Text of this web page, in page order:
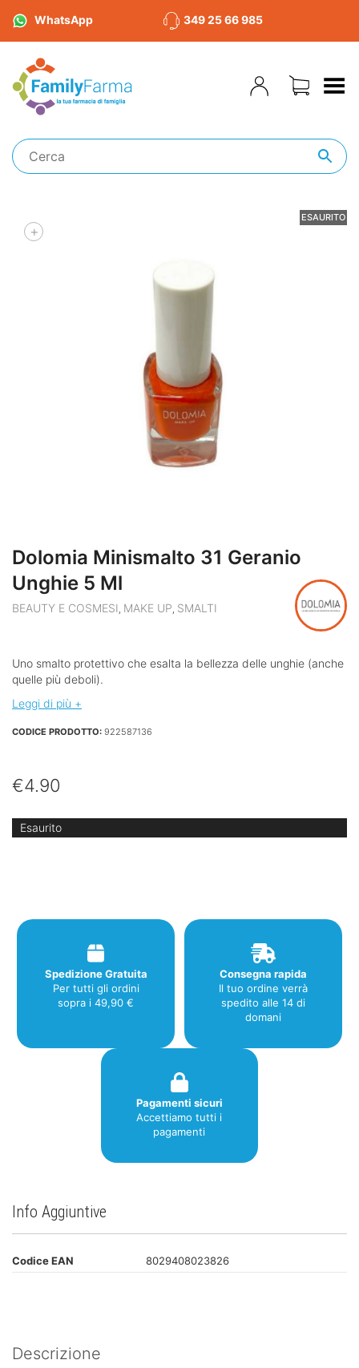
WhatsApp 349 25 66 985
Toggle Menu
ESAURITO
+
Dolomia Minismalto 31 Geranio
Unghie 5 Ml
BEAUTY E COSMESI, MAKE UP, SMALTI
Uno smalto protettivo che esalta la bellezza delle unghie (anche
quelle più deboli).
Leggi di più +
CODICE PRODOTTO: 922587136
€4.90
Esaurito
Spedizione Gratuita
Per tutti gli ordini
sopra i 49,90 €
Consegna rapida
Il tuo ordine verrà
spedito alle 14 di
domani
Pagamenti sicuri
Accettiamo tutti i
pagamenti
Info Aggiuntive
Codice EAN 8029408023826
Descrizione